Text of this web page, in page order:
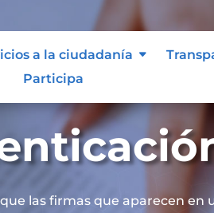
a la ciudadanía
Participa
las firmas que aparecen